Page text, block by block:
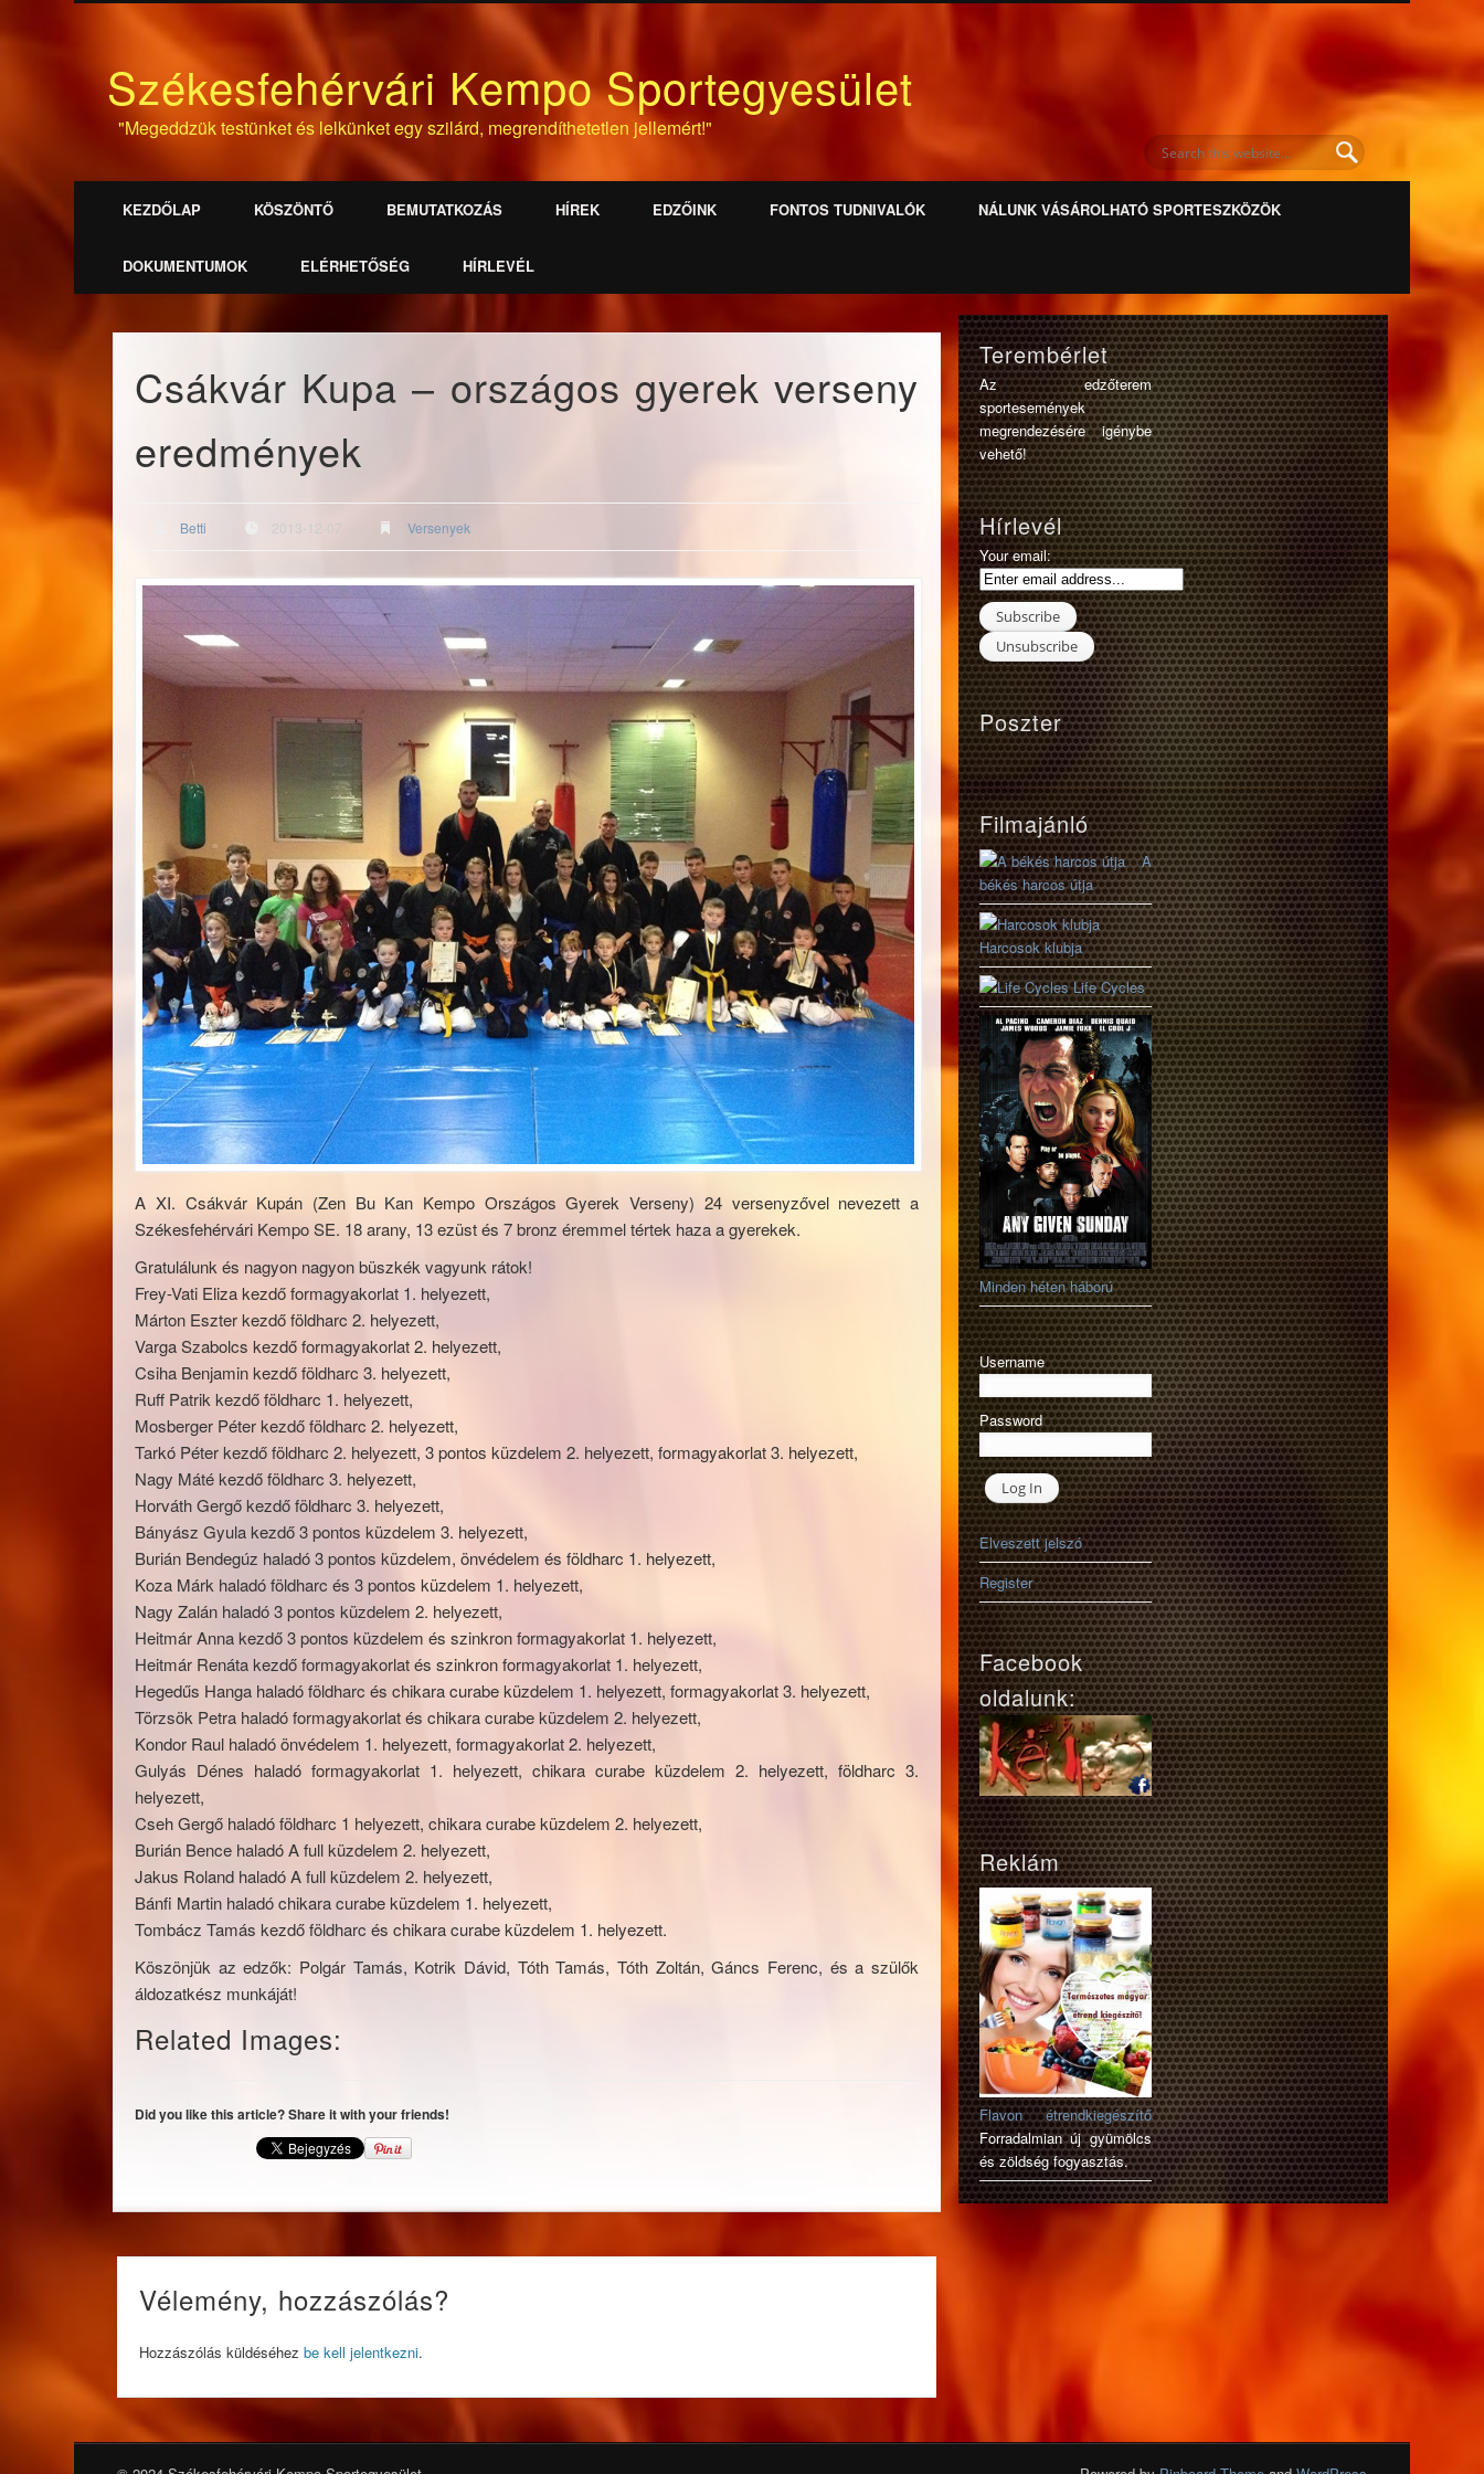
Székesfehérvári Kempo Sportegyesület
"Megeddzük testünket és lelkünket egy szilárd, megrendíthetetlen jellemért!"
KEZDŐLAP KÖSZÖNTŐ BEMUTATKOZÁS HÍREK EDZŐINK FONTOS TUDNIVALÓK NÁLUNK VÁSÁROLHATÓ SPORTESZKÖZÖK
DOKUMENTUMOK ELÉRHETŐSÉG HÍRLEVÉL
Csákvár Kupa – országos gyerek verseny
eredmények
Betti 2013-12-07 Versenyek
A XI. Csákvár Kupán (Zen Bu Kan Kempo Országos Gyerek Verseny) 24 versenyzővel nevezett a
Székesfehérvári Kempo SE. 18 arany, 13 ezüst és 7 bronz éremmel tértek haza a gyerekek.
Gratulálunk és nagyon nagyon büszkék vagyunk rátok!
Frey-Vati Eliza kezdő formagyakorlat 1. helyezett,
Márton Eszter kezdő földharc 2. helyezett,
Varga Szabolcs kezdő formagyakorlat 2. helyezett,
Csiha Benjamin kezdő földharc 3. helyezett,
Ruff Patrik kezdő földharc 1. helyezett,
Mosberger Péter kezdő földharc 2. helyezett,
Tarkó Péter kezdő földharc 2. helyezett, 3 pontos küzdelem 2. helyezett, formagyakorlat 3. helyezett,
Nagy Máté kezdő földharc 3. helyezett,
Horváth Gergő kezdő földharc 3. helyezett,
Bányász Gyula kezdő 3 pontos küzdelem 3. helyezett,
Burián Bendegúz haladó 3 pontos küzdelem, önvédelem és földharc 1. helyezett,
Koza Márk haladó földharc és 3 pontos küzdelem 1. helyezett,
Nagy Zalán haladó 3 pontos küzdelem 2. helyezett,
Heitmár Anna kezdő 3 pontos küzdelem és szinkron formagyakorlat 1. helyezett,
Heitmár Renáta kezdő formagyakorlat és szinkron formagyakorlat 1. helyezett,
Hegedűs Hanga haladó földharc és chikara curabe küzdelem 1. helyezett, formagyakorlat 3. helyezett,
Törzsök Petra haladó formagyakorlat és chikara curabe küzdelem 2. helyezett,
Kondor Raul haladó önvédelem 1. helyezett, formagyakorlat 2. helyezett,
Gulyás Dénes haladó formagyakorlat 1. helyezett, chikara curabe küzdelem 2. helyezett, földharc 3.
helyezett,
Cseh Gergő haladó földharc 1 helyezett, chikara curabe küzdelem 2. helyezett,
Burián Bence haladó A full küzdelem 2. helyezett,
Jakus Roland haladó A full küzdelem 2. helyezett,
Bánfi Martin haladó chikara curabe küzdelem 1. helyezett,
Tombácz Tamás kezdő földharc és chikara curabe küzdelem 1. helyezett.
Köszönjük az edzők: Polgár Tamás, Kotrik Dávid, Tóth Tamás, Tóth Zoltán, Gáncs Ferenc, és a szülők
áldozatkész munkáját!
Related Images:
Did you like this article? Share it with your friends!
Vélemény, hozzászólás?
Hozzászólás küldéséhez be kell jelentkezni.
Terembérlet
Az edzőterem
sportesemények
megrendezésére igénybe
vehető!
Hírlevél
Your email:
Poszter
Filmajánló
A
békés harcos útja
Harcosok klubja
Life Cycles
Minden héten háború
Username
Password
Elveszett jelszó
Register
Facebook
oldalunk:
Reklám
Flavon étrendkiegészítő
Forradalmian új gyümölcs
és zöldség fogyasztás.